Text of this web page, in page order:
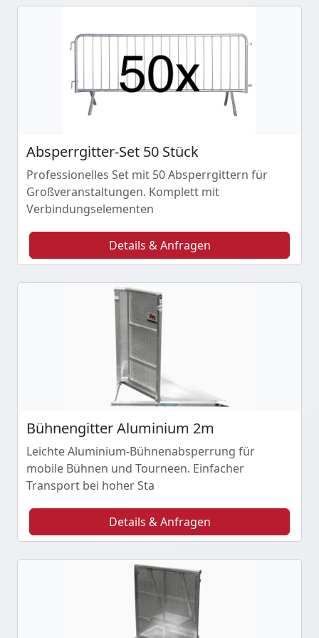
Absperrgitter-Set 50 Stück
Professionelles Set mit 50 Absperrgittern für
Großveranstaltungen. Komplett mit
Verbindungselementen
Details & Anfragen
Bühnengitter Aluminium 2m
Leichte Aluminium-Bühnenabsperrung für
mobile Bühnen und Tourneen. Einfacher
Transport bei hoher Sta
Details & Anfragen